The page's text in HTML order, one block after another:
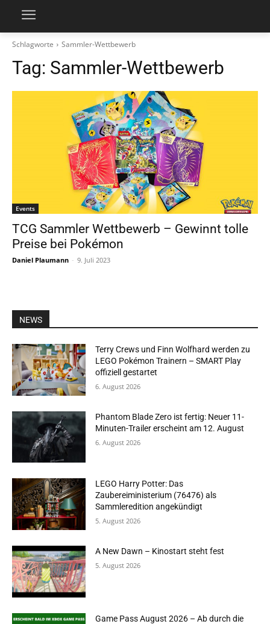
Schlagworte Sammler-Wettbewerb
Tag: Sammler-Wettbewerb
Events
TCG Sammler Wettbewerb – Gewinnt tolle
Preise bei Pokémon
Daniel Plaumann - 9. Juli 2023
NEWS
Terry Crews und Finn Wolfhard werden zu
LEGO Pokémon Trainern – SMART Play
offiziell gestartet
6. August 2026
Phantom Blade Zero ist fertig: Neuer 11-
Minuten-Trailer erscheint am 12. August
6. August 2026
LEGO Harry Potter: Das
Zaubereiministerium (76476) als
Sammleredition angekündigt
5. August 2026
A New Dawn – Kinostart steht fest
5. August 2026
Game Pass August 2026 – Ab durch die